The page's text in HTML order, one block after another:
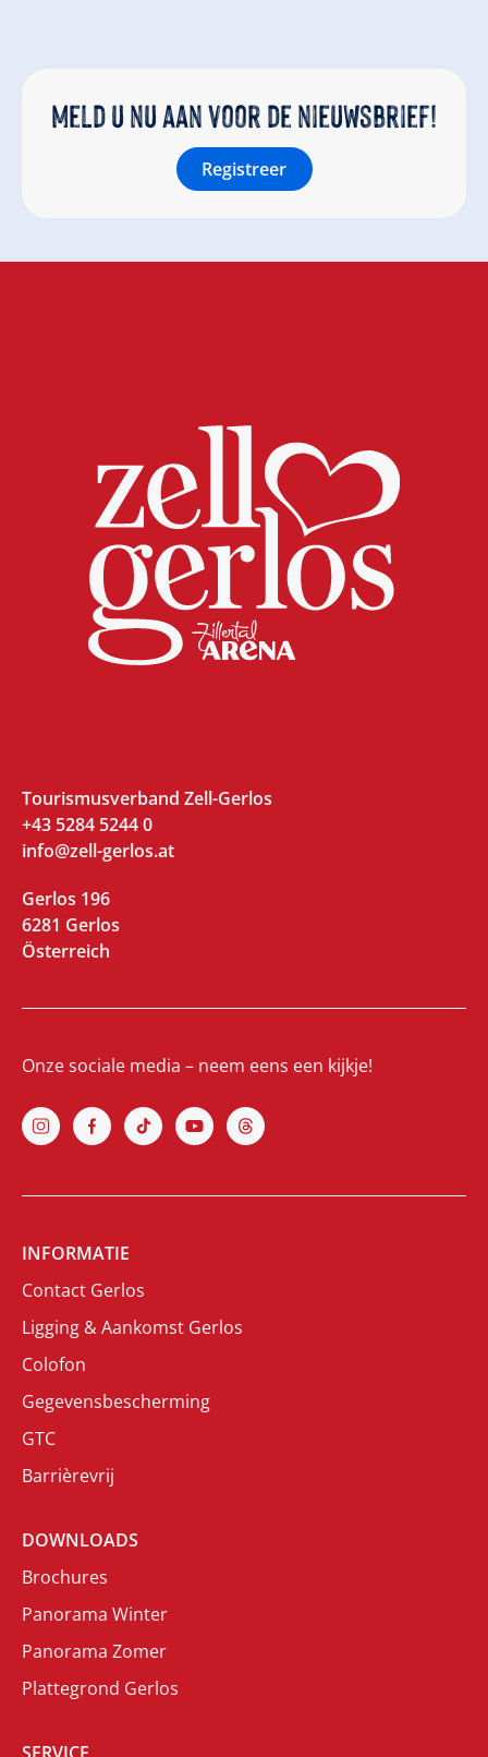
Meld u nu aan voor de nieuwsbrief!
Registreer
Tourismusverband Zell-Gerlos
+43 5284 5244 0
info@zell-gerlos.at
Gerlos 196
6281 Gerlos
Österreich
Onze sociale media – neem eens een kijkje!
INFORMATIE
Contact Gerlos
Ligging & Aankomst Gerlos
Colofon
Gegevensbescherming
GTC
Barrièrevrij
DOWNLOADS
Brochures
Panorama Winter
Panorama Zomer
Plattegrond Gerlos